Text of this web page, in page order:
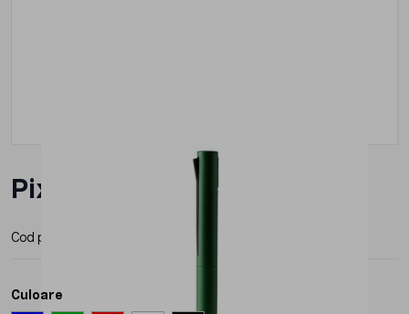
Pix Roly Brook Blue Ink
Cod produs:
Culoare